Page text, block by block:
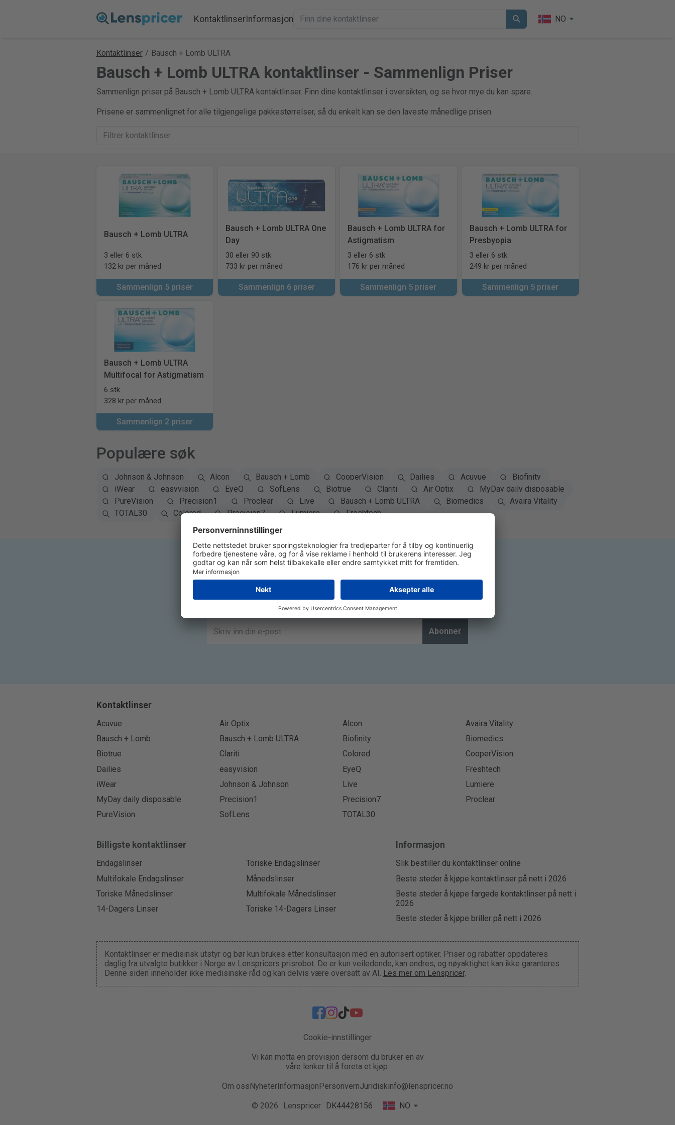
KontaktlinserInformasjon NO
Kontaktlinser / Bausch + Lomb ULTRA
Bausch + Lomb ULTRA kontaktlinser - Sammenlign Priser
Sammenlign priser på Bausch + Lomb ULTRA kontaktlinser. Finn dine kontaktlinser i oversikten, og se hvor mye du kan spare.
Prisene er sammenlignet for alle tilgjengelige pakkestørrelser, så du enkelt kan se den laveste månedlige prisen.
Bausch + Lomb ULTRA
3 eller 6 stk
132 kr per måned
Sammenlign 5 priser
Bausch + Lomb ULTRA One
Day
30 eller 90 stk
733 kr per måned
Sammenlign 6 priser
Bausch + Lomb ULTRA for
Astigmatism
3 eller 6 stk
176 kr per måned
Sammenlign 5 priser
Bausch + Lomb ULTRA for
Presbyopia
3 eller 6 stk
249 kr per måned
Sammenlign 5 priser
Bausch + Lomb ULTRA
Multifocal for Astigmatism
6 stk
328 kr per måned
Sammenlign 2 priser
Populære søk
Johnson & Johnson Alcon Bausch + Lomb CooperVision Dailies Acuvue
Biofinity
iWear
easyvision EyeQ SofLens Biotrue Clariti Air Optix
MyDay daily disposable
PureVision
Precision1 Proclear Live Bausch + Lomb ULTRA Biomedics
Avaira Vitality
TOTAL30
Colored Precision7 Lumiere Freshtech
Abonner på Nyhetsbrev
Abonner
Kontaktlinser
Acuvue Air Optix Alcon
Avaira Vitality
Bausch + Lomb
Bausch + Lomb ULTRA Biofinity
Biomedics
Biotrue
Clariti Colored
CooperVision
Dailies
easyvision EyeQ
Freshtech
iWear
Johnson & Johnson Live
Lumiere
MyDay daily disposable
Precision1 Precision7
Proclear
PureVision
SofLens TOTAL30
Billigste kontaktlinser
Endagslinser
Toriske Endagslinser
Multifokale Endagslinser
Månedslinser
Toriske Månedslinser
Multifokale Månedslinser
14-Dagers Linser
Toriske 14-Dagers Linser
Informasjon
Slik bestiller du kontaktlinser online
Beste steder å kjøpe kontaktlinser på nett i 2026
Beste steder å kjøpe fargede kontaktlinser på nett i
2026
Beste steder å kjøpe briller på nett i 2026
Kontaktlinser er medisinsk utstyr og bør kun brukes etter konsultasjon med en autorisert optiker. Priser og rabatter oppdateres
daglig fra utvalgte butikker i Norge av Lenspricers prisrobot. De er kun veiledende, kan endres, og nøyaktighet kan ikke garanteres.
Denne siden inneholder ikke medisinske råd og kan delvis være oversatt av AI. Les mer om Lenspricer.
Cookie-innstillinger
Vi kan motta en provisjon dersom du bruker en av
våre lenker til å foreta et kjøp.
Om ossNyheterInformasjonPersonvernJuridiskinfo@lenspricer.no
© 2026 Lenspricer DK44428156 NO